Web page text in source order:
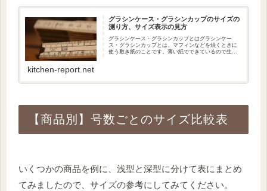
グラシンケース・グラシンカップのサイズの
測り方、サイズ表示の見方
グラシンケース・グラシンカップとはグラシンケー
ス・グラシンカップとは、マフィンなどを焼くときに
使う敷き紙のことです。薄い紙でできているので生地
kitchen-report.net
【商品別】号数ごとのサイズ比較表
いくつかの商品を例に、浅型と深型に分けて表にまとめ
てみましたので、サイズの参考にしてみてください。